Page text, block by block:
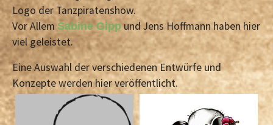
Logo der Tanzpiratenshow.
Vor Allem Sabine Gippund Jens Hoffmann haben hier
viel geleistet.
Eine Auswahl der verschiedenen Entwürfe und
Konzepte werden hier veröffentlicht.